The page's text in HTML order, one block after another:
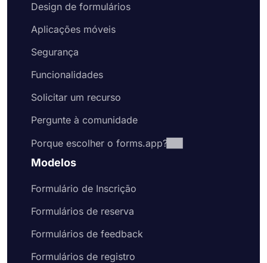
Design de formulários
Aplicações móveis
Segurança
Funcionalidades
Solicitar um recurso
Pergunte à comunidade
Porque escolher o forms.app?
Modelos
Formulário de Inscrição
Formulários de reserva
Formulários de feedback
Formulários de registro